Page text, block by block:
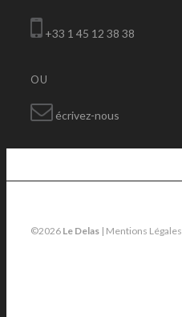
+33 1 45 12 38 38
OU
écrivez-nous
©2026 Le Delas | Mentions Légales